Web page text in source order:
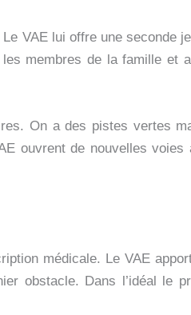
VAE lui offre une seconde
membres de la famille et
On a des pistes vertes
ouvrent de nouvelles voies
médicale. Le VAE
obstacle. Dans l’idéal le